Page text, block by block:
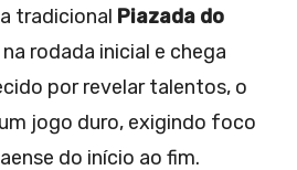
tradicional Piazada do
rodada inicial e chega
por revelar talentos, o
jogo duro, exigindo foco
do início ao fim.